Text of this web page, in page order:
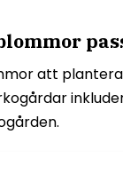
att